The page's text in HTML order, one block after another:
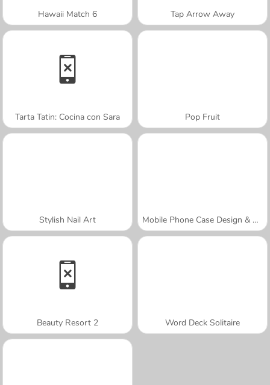
Hawaii Match 6 Tap Arrow Away
Tarta Tatin: Cocina con Sara Pop Fruit
Stylish Nail Art Mobile Phone Case Design & DIY
Beauty Resort 2 Word Deck Solitaire